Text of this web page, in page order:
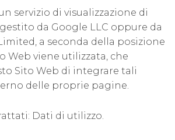
servizio di visualizzazione di
da Google LLC oppure da
a seconda della posizione
Web viene utilizzata, che
Sito Web di integrare tali
delle proprie pagine.
Dati di utilizzo.